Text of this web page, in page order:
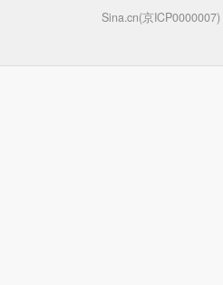
Sina.cn(京